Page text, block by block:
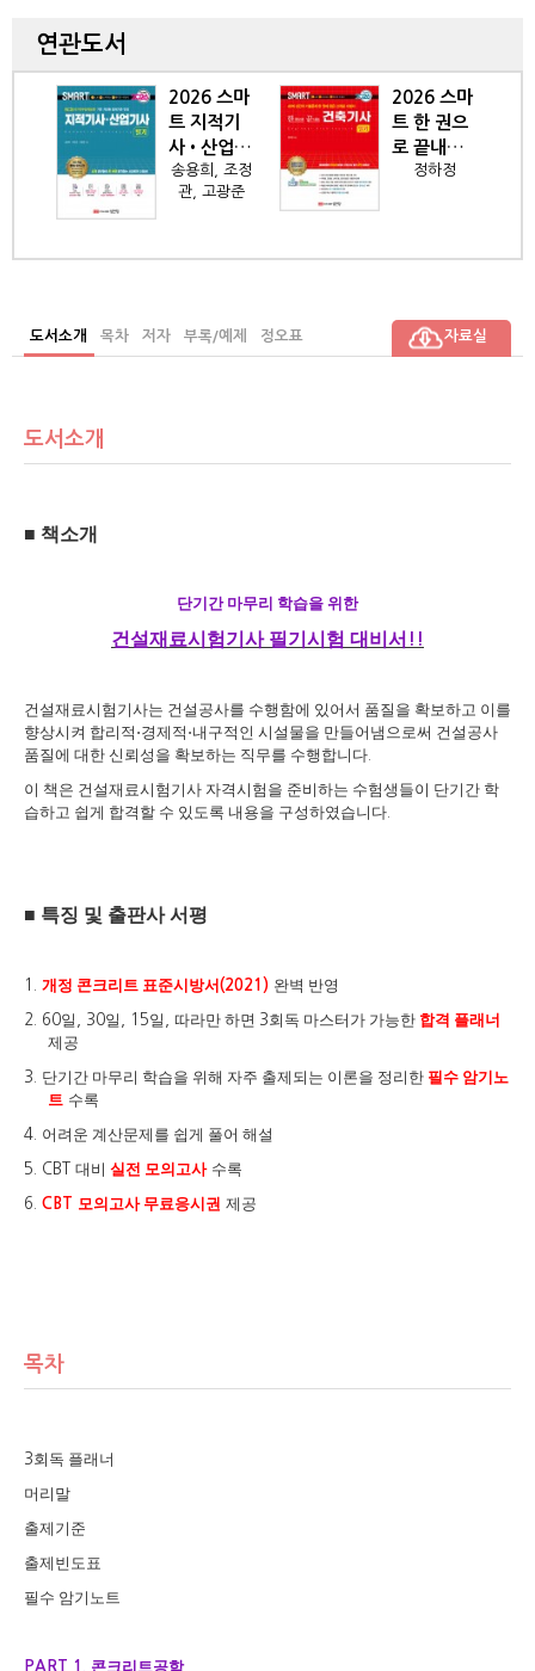
연관도서
2026 스마
트 지적기
사•산업기
사 [필기]
송용희, 조정
관, 고광준
2026 스마
트 한 권으
로 끝내는
건축기사
정하정
도서소개 목차 저자 부록/예제 정오표 자료실
도서소개
■ 책소개
단기간 마무리 학습을 위한
건설재료시험기사 필기시험 대비서 !!
건설재료시험기사는 건설공사를 수행함에 있어서 품질을 확보하고 이를
향상시켜 합리적 ⋅경제적 ⋅내구적인 시설물을 만들어냄으로써 건설공사
품질에 대한 신뢰성을 확보하는 직무를 수행합니다
이 책은 건설재료시험기사 자격시험을 준비하는 수험생들이 단기간 학
습하고 쉽게 합격할 수 있도록 내용을 구성하였습니다
■ 특징 및 출판사 서평
1. 개정 콘크리트 표준시방서(2021) 완벽 반영
2. 60일 , 30일 , 15일 따라만 하면 3회독 마스터가 가능한 합격 플래너
제공
3. 단기간 마무리 학습을 위해 자주 출제되는 이론을 정리한 필수 암기노
트 수록
4. 어려운 계산문제를 쉽게 풀어 해설
5. CBT 대비 실전 모의고사 수록
6. CBT 모의고사 무료응시권 제공
목차
3회독 플래너
머리말
출제기준
출제빈도표
필수 암기노트
PART 1. 콘크리트공학